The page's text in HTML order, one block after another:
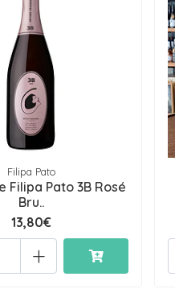
Filipa Pato
Filipa Pato 3B Rosé
Bru..
13,80€
+